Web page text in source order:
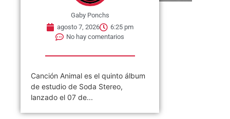
Gaby Ponchs
agosto 7, 2026
6:25 pm
No hay comentarios
Canción Animal es el quinto álbum
de estudio de Soda Stereo,
lanzado el 07 de...